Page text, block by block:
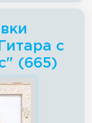
с
(665)